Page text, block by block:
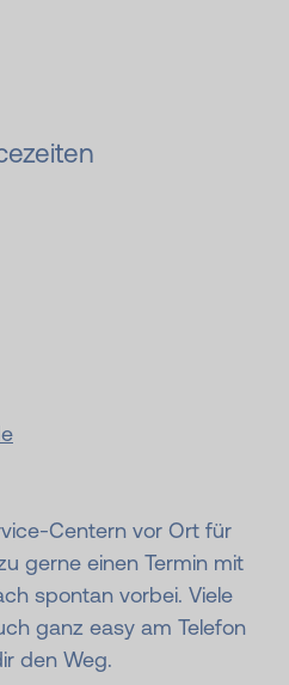
Centern vor Ort für
gerne einen Termin mit
spontan vorbei. Viele
ganz easy am Telefon
den Weg.